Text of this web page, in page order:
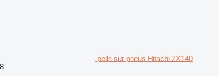
pelle sur pneus Hitachi ZX140
8